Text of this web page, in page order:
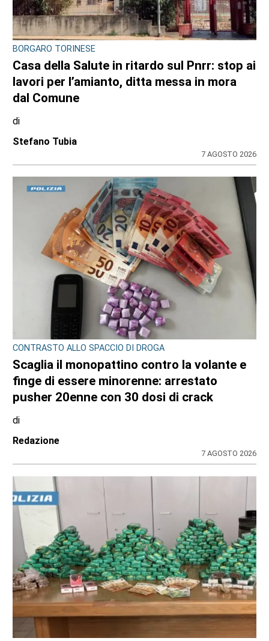
BORGARO TORINESE
Casa della Salute in ritardo sul Pnrr: stop ai
lavori per l’amianto, ditta messa in mora
dal Comune
di
Stefano Tubia
7 AGOSTO 2026
CONTRASTO ALLO SPACCIO DI DROGA
Scaglia il monopattino contro la volante e
finge di essere minorenne: arrestato
pusher 20enne con 30 dosi di crack
di
Redazione
7 AGOSTO 2026